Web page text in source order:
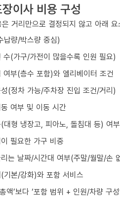
이사 비용 구성
거리만으로 결정되지 않고 아래
납량/박스량 중심)
수(가구/가전이 많을수록 인원 필요)
여부(층수 포함)와 엘리베이터 조건
(정차 가능/주차장 진입 조건/거리)
여부 및 이동 시간
대형 냉장고, 피아노, 돌침대 등) 여부
필요한 가구 비중
는 날짜/시간대 여부(주말/월말/손
기본/강화)와 포함 서비스
액’보다 ‘포함 범위 + 인원/차량 구